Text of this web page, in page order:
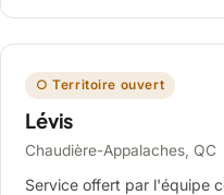
○ Territoire ouvert
Lévis
Chaudière-Appalaches, QC
Service offert par l'équipe